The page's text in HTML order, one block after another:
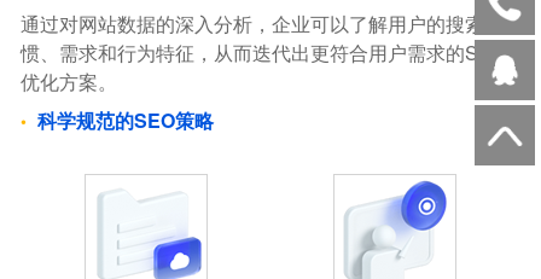
通过对网站数据的深入分析，企业可以了解用户的搜索习
惯、需求和行为特征，从而迭代出更符合用户需求的SEO
优化方案。
科学规范的SEO策略